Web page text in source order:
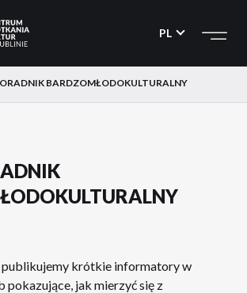
PL
BARDZOMŁODOKULTURALNY
publikujemy krótkie informatory w
pokazujące, jak mierzyć się z